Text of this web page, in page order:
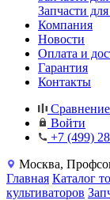
Запчасти
Компания
Новости
Оплата и
Гарантия
Контакты
Сравнение
Войти
+7 (499)
Москва,
Главная Каталог
культиваторов